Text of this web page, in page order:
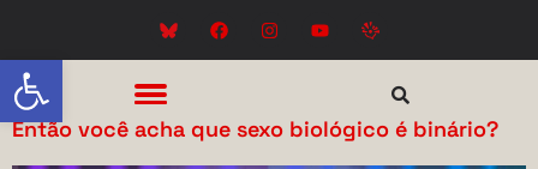
Abrir a barra de ferramentas
Então você acha que sexo biológico é binário?